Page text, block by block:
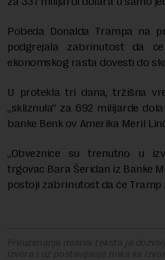
Pobeda Donalda Trampa na
podgrejala zabrinutost da
ekonomskog rasta dovesti do
U protekla tri dana, tržišna
„skliznula“ za 692 milijarde
banke Benk ov Amerika Meril
„Obveznice su trenutno u
trgovac Bara Šeridan iz Banke
postoji zabrinutost da će Tramp
Preuzimanje delova teksta je
izvora i uz postavljanje linka ka